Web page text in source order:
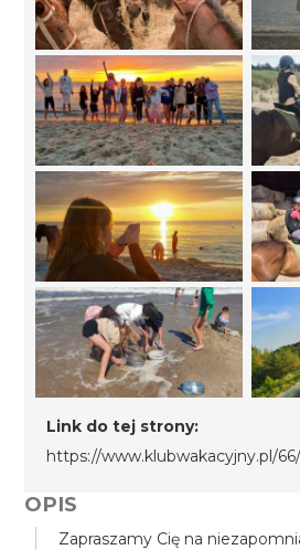
Link do tej strony:
https://www.klubwakacyjny.pl/66/
OPIS
Zapraszamy Cię na